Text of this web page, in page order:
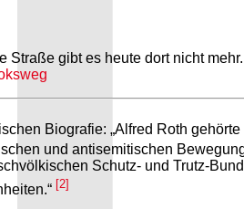
Straße gibt es heute dort nicht mehr.
Biografie: „Alfred Roth
und antisemitischen
Schutz- und Trutz-
[2]